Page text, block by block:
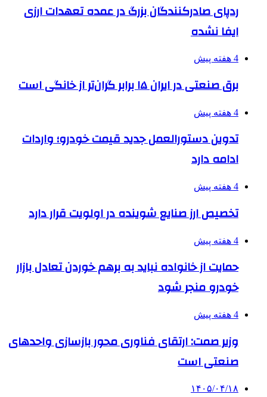
ردپای صادرکنندگان بزرگ در عمده تعهدات ارزی
ایفا نشده
4 هفته پیش
برق صنعتی در ایران ۱۵ برابر گران‌تر از خانگی است
4 هفته پیش
تدوین دستورالعمل جدید قیمت خودرو؛ واردات
ادامه دارد
4 هفته پیش
تخصیص ارز صنایع شوینده در اولویت قرار دارد
4 هفته پیش
حمایت از خانواده نباید به برهم خوردن تعادل بازار
خودرو منجر شود
4 هفته پیش
وزیر صمت: ارتقای فناوری محور بازسازی واحدهای
صنعتی است
۱۴۰۵/۰۴/۱۸